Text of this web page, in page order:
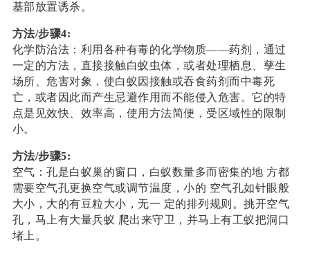
基部放置诱杀。
方法/步骤4:
化学防治法：利用各种有毒的化学物质——药剂，通过
一定的方法，直接接触白蚁虫体，或者处理栖息、孳生
场所、危害对象，使白蚁因接触或吞食药剂而中毒死
亡，或者因此而产生忌避作用而不能侵入危害。它的特
点是见效快、效率高，使用方法简便，受区域性的限制
小。
方法/步骤5:
空气：孔是白蚁巢的窗口，白蚁数量多而密集的地 方都
需要空气孔更换空气或调节温度，小的 空气孔如针眼般
大小，大的有豆粒大小，无一 定的排列规则。挑开空气
孔，马上有大量兵蚁 爬出来守卫，并马上有工蚁把洞口
堵上。